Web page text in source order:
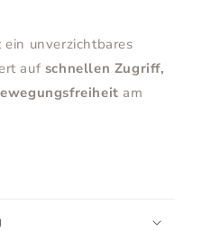
ein unverzichtbares
auf schnellen Zugriff,
am